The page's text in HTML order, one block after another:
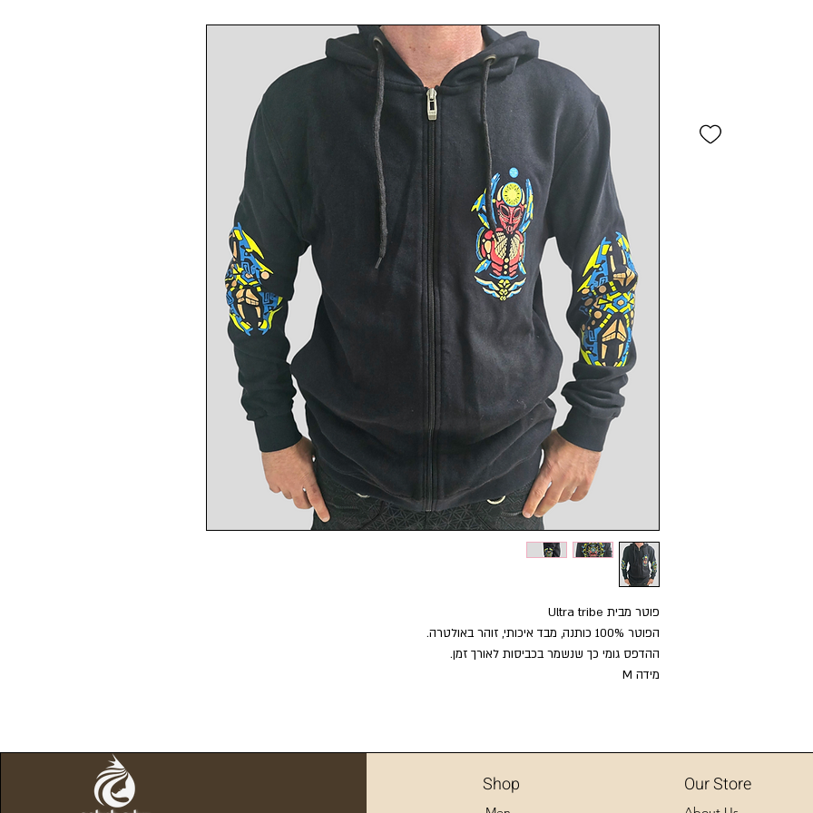
פוטר מבית Ultra tribe
הפוטר 100% כותנה, מבד איכותי, זוהר באולטרה.
ההדפס גומי כך שנשמר בכביסות לאורך זמן.
מידה M
Shop Our Store